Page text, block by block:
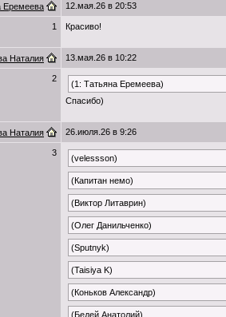
Еремеева 12.мая.26 в 20:53
1 Красиво!
Наталия 13.мая.26 в 10:22
2
(1: Татьяна Еремеева)
Спасибо)
Наталия 26.июля.26 в 9:26
3
(velessson)
(Капитан немо)
(Виктор Литаврин)
(Олег Данильченко)
(Sputnyk)
(Taisiya K)
(Коньков Александр)
(Бедей Анатолий)